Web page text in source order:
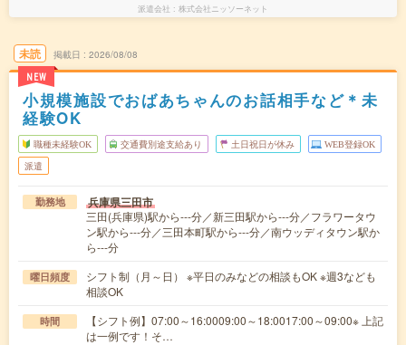
派遣会社 株式会社ニッソーネット
未読
NEW
掲載日 2026/08/08
小規模施設でおばあちゃんのお話相手など＊未
経験OK
職種未経験OK 交通費別途支給あり 土日祝日が休み WEB登録OK
派遣
勤務地 兵庫県三田市
三田(兵庫県)駅から---分／新三田駅から---分／フラワータウ
ン駅から---分／三田本町駅から---分／南ウッディタウン駅か
ら---分
曜日頻度
シフト制（月～日） ※平日のみなどの相談もOK ※週3なども
相談OK
時間
【シフト例】07:00～16:0009:00～18:0017:00～09:00※ 上記
は一例です！そ…